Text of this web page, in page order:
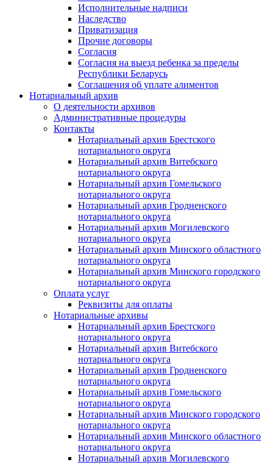
Исполнительные надписи
Наследство
Приватизация
Прочие договоры
Согласия
Согласия на выезд ребенка за пределы
Республики Беларусь
Соглашения об уплате алиментов
Нотариальный архив
О деятельности архивов
Административные процедуры
Контакты
Нотариальный архив Брестского
нотариального округа
Нотариальный архив Витебского
нотариального округа
Нотариальный архив Гомельского
нотариального округа
Нотариальный архив Гродненского
нотариального округа
Нотариальный архив Могилевского
нотариального округа
Нотариальный архив Минского областного
нотариального округа
Нотариальный архив Минского городского
нотариального округа
Оплата услуг
Реквизиты для оплаты
Нотариальные архивы
Нотариальный архив Брестского
нотариального округа
Нотариальный архив Витебского
нотариального округа
Нотариальный архив Гродненского
нотариального округа
Нотариальный архив Гомельского
нотариального округа
Нотариальный архив Минского городского
нотариального округа
Нотариальный архив Минского областного
нотариального округа
Нотариальный архив Могилевского